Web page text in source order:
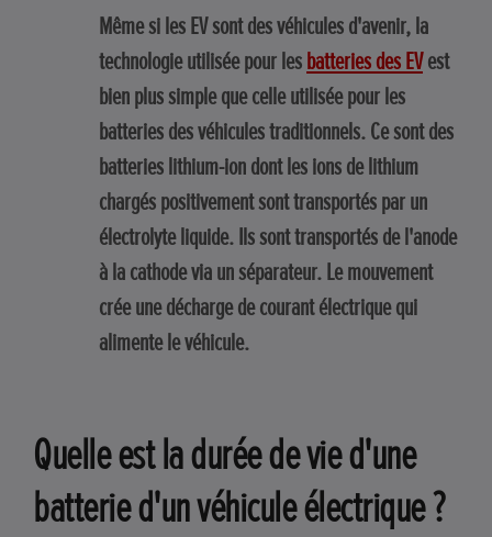
Même si les EV sont des véhicules d'avenir, la
technologie utilisée pour lesbatteries des EVest
bien plus simple que celle utilisée pour les
batteries des véhicules traditionnels. Ce sont des
batteries lithium-ion dont les ions de lithium
chargés positivement sont transportés par un
électrolyte liquide. Ils sont transportés de l'anode
à la cathode via un séparateur. Le mouvement
crée une décharge de courant électrique qui
alimente le véhicule.
Quelle est la durée de vie d'une
batterie d'un véhicule électrique ?